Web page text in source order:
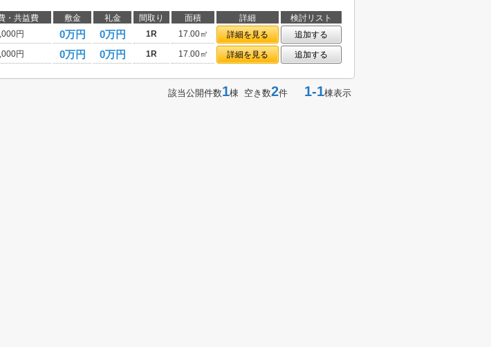
・共益費 敷金 礼金 間取り 面積 詳細
検討リスト
円 0万円 0万円 1R 17.00㎡ 詳細を見る
追加する
円 0万円 0万円 1R 17.00㎡ 詳細を見る 追加する
該当公開件数1棟 空き数2件 1-1棟表示